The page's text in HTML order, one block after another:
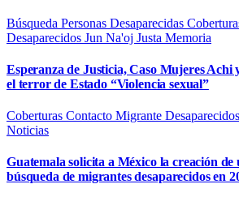
Búsqueda Personas Desaparecidas
Desaparecidos Jun Na'oj Justa Memoria
Esperanza de Justicia, Caso Mujeres Achi
el terror de Estado “Violencia sexual”
Coberturas Contacto Migrante Desaparecidos
Noticias
Guatemala solicita a México la creación de
búsqueda de migrantes desaparecidos en